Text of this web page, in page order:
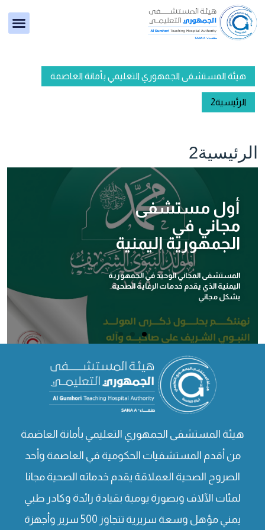
هيئة المستشفى الجمهوري التعليمي بأمانة العاصمة
الرئيسية2
الرئيسية2
أول مستشفى
مجاني في
الجمهورية اليمنية
المستشفى المجاني الوحيد في الجمهورية
اليمنية الذي يقدم خدمات الرعاية الصحية
بشكل مجاني
هيئة المستشفى الجمهوري التعليمي بأمانة العاضمة
من أقدم المستشفيات الحكومية في العاصمة وأحد
الصروح الصحية العملاقة يقدم خدماته الصحية مجانا
لمئات الآلاف وبصورة يومية بقيادة رائدة وكادر طبي
يمني مؤهل وسعة سريرية تتجاوز 500 سرير وأجهزة